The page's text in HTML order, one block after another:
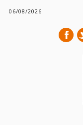
06/08/2026